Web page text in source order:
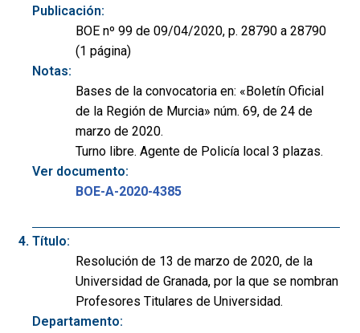
Publicación:
BOE nº 99 de 09/04/2020, p. 28790 a 28790
(1 página)
Notas:
Bases de la convocatoria en: «Boletín Oficial
de la Región de Murcia» núm. 69, de 24 de
marzo de 2020.
Turno libre. Agente de Policía local 3 plazas.
Ver documento:
BOE-A-2020-4385
Título:
Resolución de 13 de marzo de 2020, de la
Universidad de Granada, por la que se nombran
Profesores Titulares de Universidad.
Departamento: